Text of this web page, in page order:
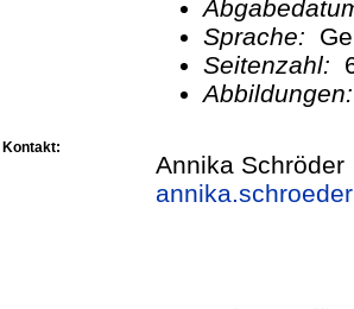
Sprache:
Seitenzahl:
Kontakt:
Annika Schröder